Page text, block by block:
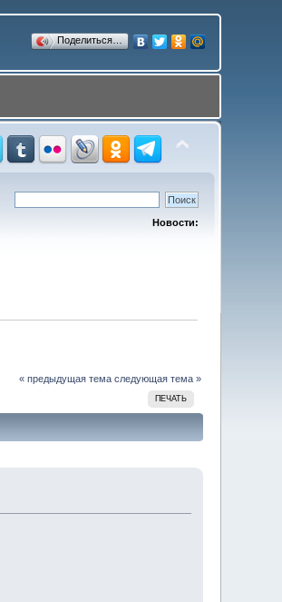
Поделиться…
Новости:
« предыдущая тема следующая тема »
ПЕЧАТЬ